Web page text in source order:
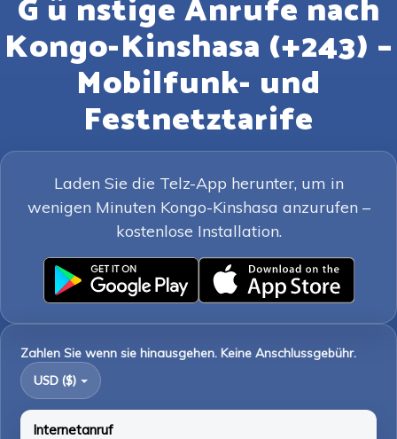
G ü nstige Anrufe nach
Kongo-Kinshasa (+243) –
Mobilfunk- und
Festnetztarife
Laden Sie die Telz-App herunter, um in
wenigen Minuten Kongo-Kinshasa anzurufen –
kostenlose Installation.
Zahlen Sie wenn sie hinausgehen. Keine Anschlussgebühr.
USD ($)
Internetanruf